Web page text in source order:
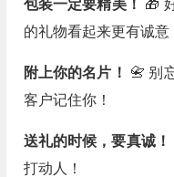
包装一定要精美！ 🎁
的礼物看起来更有诚意
附上你的名片！ 📇 别
客户记住你！
送礼的时候，要真诚！
打动人！